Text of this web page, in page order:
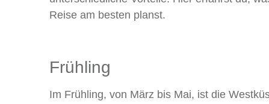
Reise am besten planst.
Frühling
Im Frühling, von März bis Mai, ist die